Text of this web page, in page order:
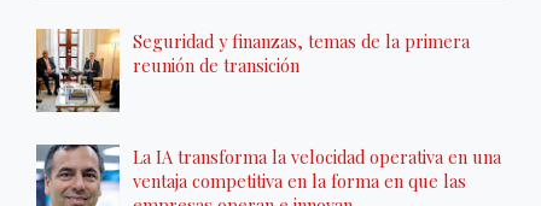
Seguridad y finanzas, temas de la primera
reunión de transición
La IA transforma la velocidad operativa en una
ventaja competitiva en la forma en que las